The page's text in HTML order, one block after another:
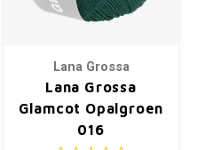
Lana Grossa
Lana Grossa
Glamcot Opalgroen
016